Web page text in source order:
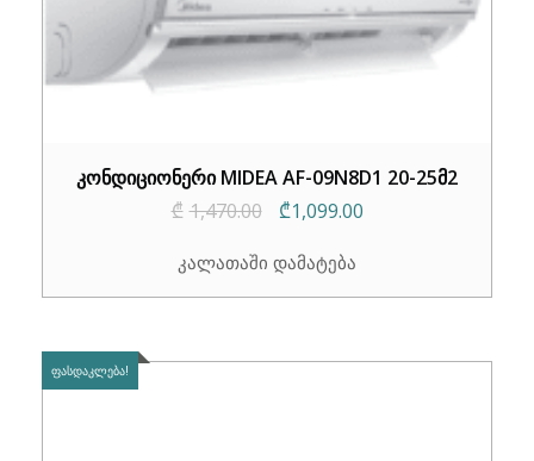
კონდიციონერი MIDEA AF-09N8D1 20-25მ2
₾ 1,470.00
Original
was:
₾1,099.00Current
კალათაში დამატება
ᲤᲐᲡᲓᲐᲙᲚᲔᲑᲐ!